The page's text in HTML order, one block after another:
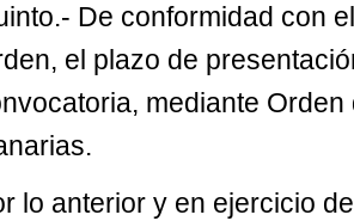
De conformidad con
el plazo de
mediante
lo anterior y en ejercicio